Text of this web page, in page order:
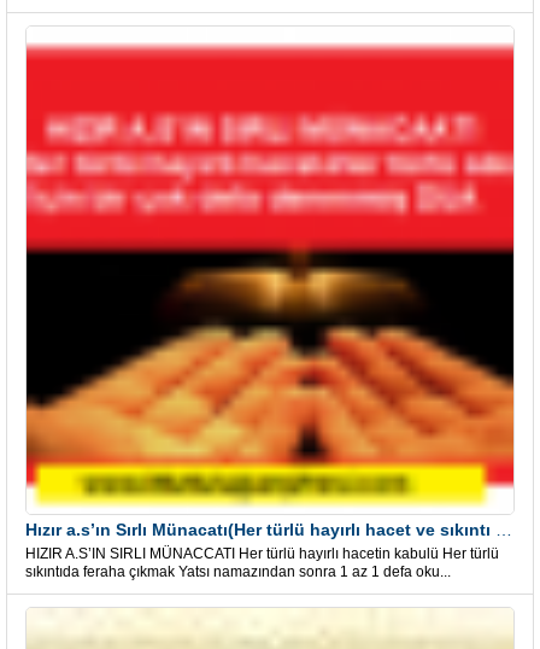
HIZIR A.S’IN SIRLI MÜNACCATI Her türlü hayırlı hacetin kabulü Her türlü
sıkıntıda feraha çıkmak Yatsı namazından sonra 1 az 1 defa oku...